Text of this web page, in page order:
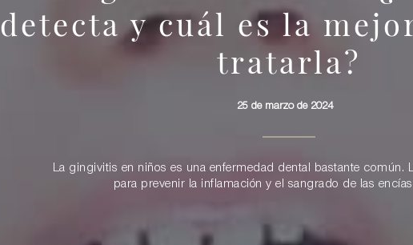
detecta y cuál es la
tratarla?
25 de marzo de 2024
La gingivitis en niños es una enfermedad dental bastante común.
para prevenir la inflamación y el sangrado de las